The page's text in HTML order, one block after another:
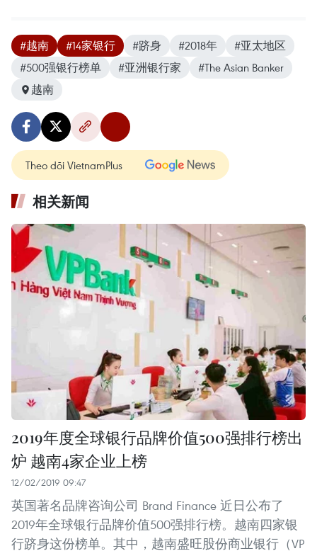
#越南 #14家银行 #跻身 #2018年
#亚太地区
#500强银行榜单
#亚洲银行家
#The Asian Banker
越南
Theo dõi VietnamPlus
相关新闻
2019年度全球银行品牌价值500强排行榜出
炉 越南4家企业上榜
12/02/2019 09:47
英国著名品牌咨询公司 Brand Finance 近日公布了
2019年全球银行品牌价值500强排行榜。越南四家银
行跻身这份榜单。其中，越南盛旺股份商业银行（VP